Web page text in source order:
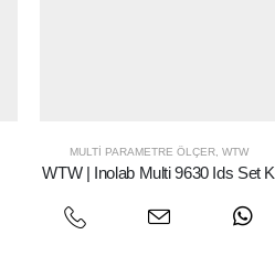
MULTI PARAMETRE ÖLÇER, WTW
WTW | Inolab Multi 9630 Ids Set K